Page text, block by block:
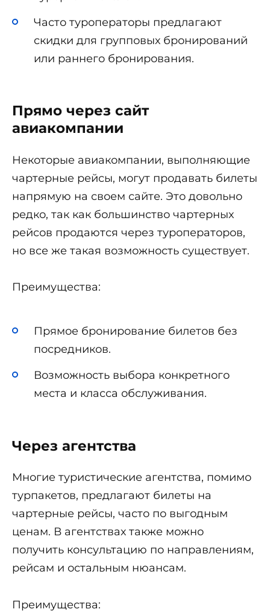
Часто туроператоры предлагают
скидки для групповых бронирований
или раннего бронирования.
Прямо через сайт
авиакомпании
Некоторые авиакомпании, выполняющие
чартерные рейсы, могут продавать билеты
напрямую на своем сайте. Это довольно
редко, так как большинство чартерных
рейсов продаются через туроператоров,
но все же такая возможность существует.
Преимущества:
Прямое бронирование билетов без
посредников.
Возможность выбора конкретного
места и класса обслуживания.
Через агентства
Многие туристические агентства, помимо
турпакетов, предлагают билеты на
чартерные рейсы, часто по выгодным
ценам. В агентствах также можно
получить консультацию по направлениям,
рейсам и остальным нюансам.
Преимущества: